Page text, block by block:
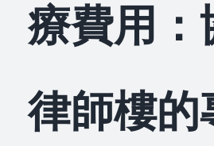
案件簡介
常見問題
療費用：
律師樓的